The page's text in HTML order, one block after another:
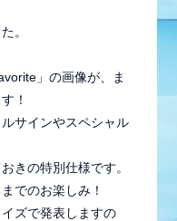
。
」の画像が、ま
！
サインやスペシャル
きの特別仕様です。
でのお楽しみ！
ズで発表しますの